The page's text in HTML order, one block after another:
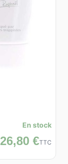
En stock
26,80 €TTC